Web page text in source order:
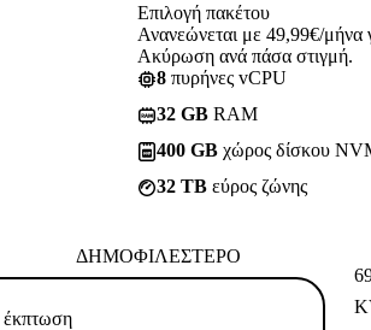
Επιλογή πακέτου
Ανανεώνεται με 49,99€/μήνα
Ακύρωση ανά πάσα στιγμή.
8 πυρήνες vCPU
32 GB RAM
400 GB χώρος δίσκου
32 TB εύρος ζώνης
ΔΗΜΟΦΙΛΈΣΤΕΡΟ
έκπτωση